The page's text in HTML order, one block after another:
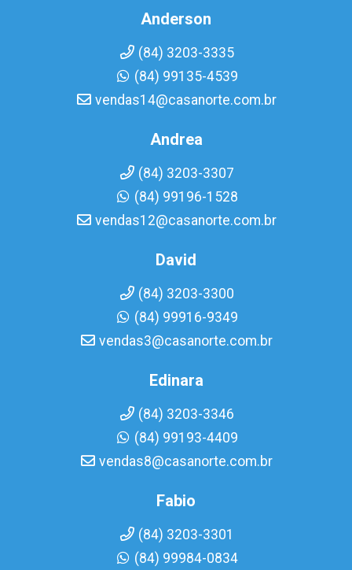
Anderson
(84) 3203-3335
(84) 99135-4539
vendas14@casanorte.com.br
Andrea
(84) 3203-3307
(84) 99196-1528
vendas12@casanorte.com.br
David
(84) 3203-3300
(84) 99916-9349
vendas3@casanorte.com.br
Edinara
(84) 3203-3346
(84) 99193-4409
vendas8@casanorte.com.br
Fabio
(84) 3203-3301
(84) 99984-0834